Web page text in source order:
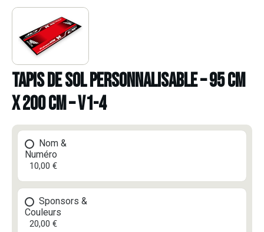
TAPIS DE SOL PERSONNALISABLE – 95 CM
X 200 CM – V1-4
Nom &
Numéro
10,00 €
Sponsors &
Couleurs
20,00 €